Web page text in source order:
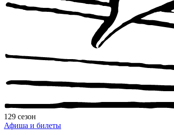
129 сезон
Афиша и билеты